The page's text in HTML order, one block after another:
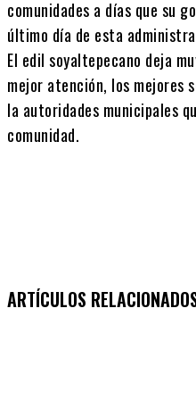
comunidades a días que su
último día de esta
El edil soyaltepecano deja
mejor atención, los mejores
la autoridades municipales
comunidad.
ARTÍCULOS